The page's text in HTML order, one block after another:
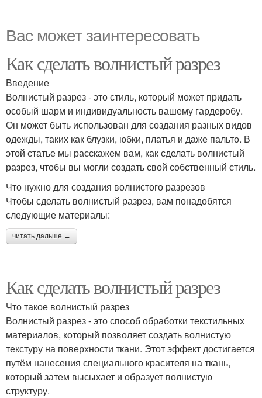
Вас может заинтересовать
Как сделать волнистый разрез
Введение
Волнистый разрез - это стиль, который может придать
особый шарм и индивидуальность вашему гардеробу.
Он может быть использован для создания разных видов
одежды, таких как блузки, юбки, платья и даже пальто. В
этой статье мы расскажем вам, как сделать волнистый
разрез, чтобы вы могли создать свой собственный стиль.
Что нужно для создания волнистого разрезов
Чтобы сделать волнистый разрез, вам понадобятся
следующие материалы:
читать дальше →
Как сделать волнистый разрез
Что такое волнистый разрез
Волнистый разрез - это способ обработки текстильных
материалов, который позволяет создать волнистую
текстуру на поверхности ткани. Этот эффект достигается
путём нанесения специального красителя на ткань,
который затем высыхает и образует волнистую
структуру.